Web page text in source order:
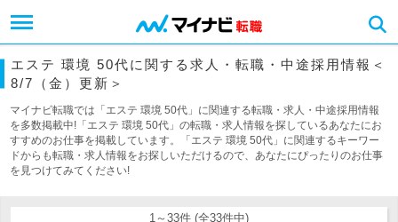
エステ 環境 50代に関する求人・転職・中途採用情報＜
8/7（金）更新＞
マイナビ転職では「エステ 環境 50代」に関連する転職・求人・中途採用情報
を多数掲載中!「エステ 環境 50代」の転職・求人情報を探しているあなたにお
すすめのお仕事を掲載しています。「エステ 環境 50代」に関連するキーワー
ドからも転職・求人情報をお探しいただけるので、あなたにぴったりのお仕事
を見つけてみてください!
1～33件 (全33件中)